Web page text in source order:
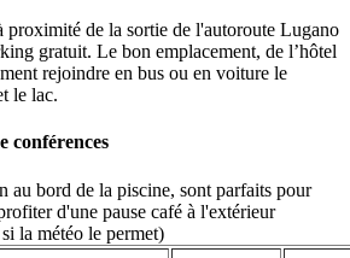
proximité de la sortie de l'autoroute Lugano
gratuit. Le bon emplacement, de l’hôtel
rejoindre en bus ou en voiture le
le lac.
conférences
au bord de la piscine, sont parfaits pour
d'une pause café à l'extérieur
la météo le permet)